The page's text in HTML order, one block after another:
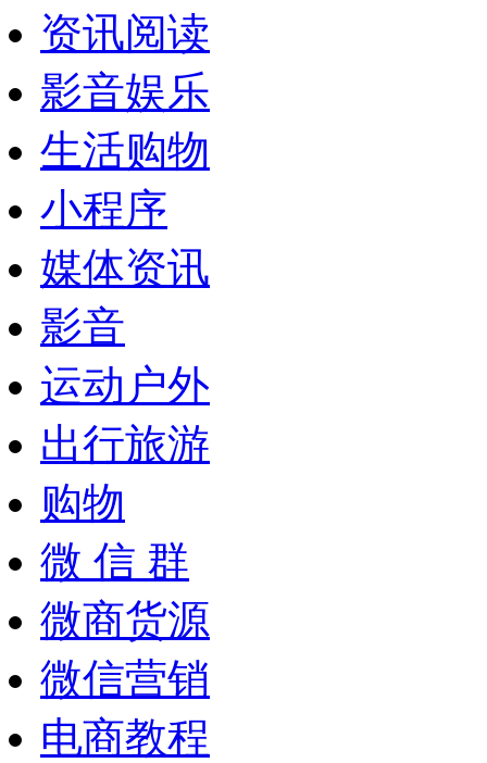
资讯阅读
影音娱乐
生活购物
小程序
媒体资讯
影音
运动户外
出行旅游
购物
微 信 群
微商货源
微信营销
电商教程